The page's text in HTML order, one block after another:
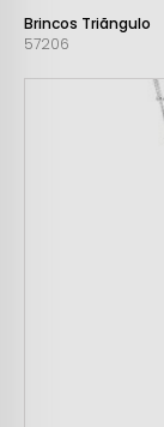
Brincos Triãngulo
57206